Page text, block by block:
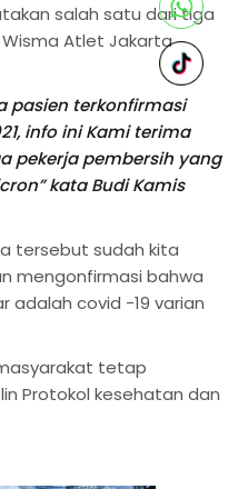
salah satu dari tiga
Atlet Jakarta
pasien terkonfirmasi
info ini Kami terima
pekerja pembersih yang
kata Budi Kamis
tersebut sudah kita
mengonfirmasi bahwa
covid -19 varian
tetap
Protokol kesehatan dan